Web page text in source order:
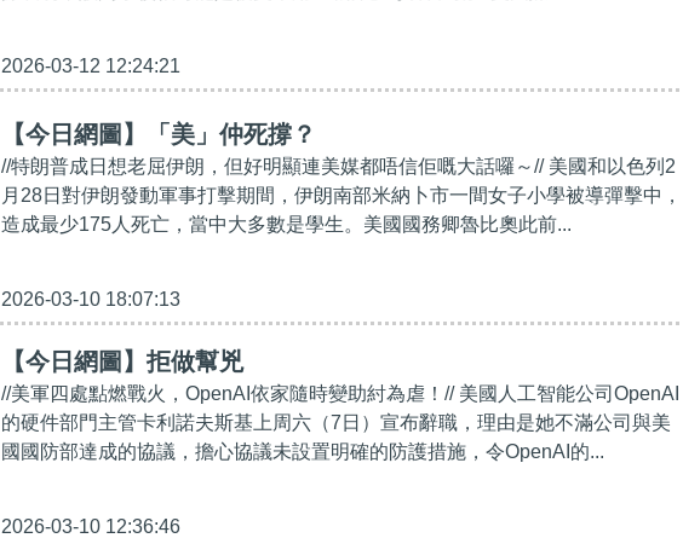
2026-03-12 12:24:21
【今日網圖】「美」仲死撐？
//特朗普成日想老屈伊朗，但好明顯連美媒都唔信佢嘅大話囉～// 美國和以色列2
月28日對伊朗發動軍事打擊期間，伊朗南部米納卜市一間女子小學被導彈擊中，
造成最少175人死亡，當中大多數是學生。美國國務卿魯比奧此前...
2026-03-10 18:07:13
【今日網圖】拒做幫兇
//美軍四處點燃戰火，OpenAI依家隨時變助紂為虐！// 美國人工智能公司OpenAI
的硬件部門主管卡利諾夫斯基上周六（7日）宣布辭職，理由是她不滿公司與美
國國防部達成的協議，擔心協議未設置明確的防護措施，令OpenAI的...
2026-03-10 12:36:46